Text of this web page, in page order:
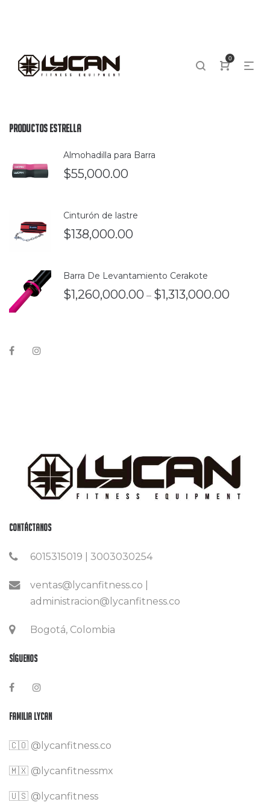
0
Productos Estrella
Almohadilla para Barra
$55,000.00
Cinturón de lastre
$138,000.00
Barra De Levantamiento Cerakote
$1,260,000.00 – $1,313,000.00
Contáctanos
6015315019 | 3003030254
ventas@lycanfitness.co |
administracion@lycanfitness.co
Bogotá, Colombia
Síguenos
Familia Lycan
🇨🇴 @lycanfitness.co
🇲🇽 @lycanfitnessmx
🇺🇸 @lycanfitness